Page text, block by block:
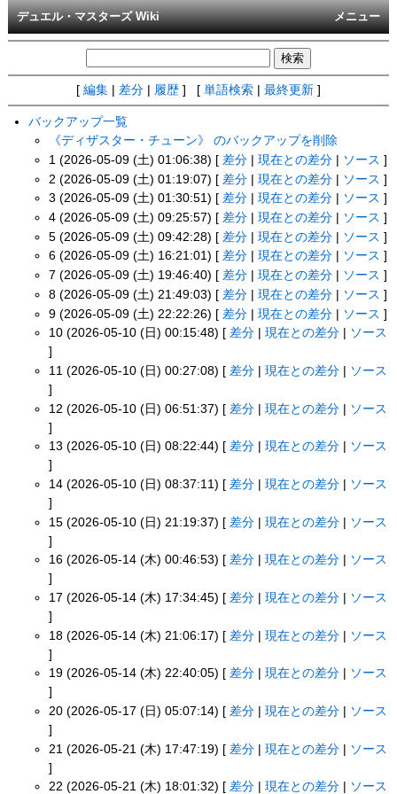
メニュー
デュエル・マスターズ Wiki
[ 編集 差分 履歴 ] [ 単語検索 最終更新 ]
バックアップ一覧
《ディザスター・チューン》 のバックアップを削除
1 (2026-05-09 (土) 01:06:38) [ 差分 |現在との差分 ソース ]
2 (2026-05-09 (土) 01:19:07) [ 差分 |現在との差分 ソース ]
3 (2026-05-09 (土) 01:30:51) [ 差分 |現在との差分 ソース ]
4 (2026-05-09 (土) 09:25:57) [ 差分 |現在との差分 ソース ]
5 (2026-05-09 (土) 09:42:28) [ 差分 |現在との差分 ソース ]
6 (2026-05-09 (土) 16:21:01) [ 差分 |現在との差分 ソース ]
7 (2026-05-09 (土) 19:46:40) [ 差分 |現在との差分 ソース ]
8 (2026-05-09 (土) 21:49:03) [ 差分 |現在との差分 ソース ]
9 (2026-05-09 (土) 22:22:26) [ 差分 |現在との差分 | ソース ]
10 (2026-05-10 (日) 00:15:48) [ 差分 |現在との差分
ソース
]
11 (2026-05-10 (日) 00:27:08) [ 差分 |現在との差分
ソース
]
12 (2026-05-10 (日) 06:51:37) [ 差分 |現在との差分 | ソース
]
13 (2026-05-10 (日) 08:22:44) [ 差分 |現在との差分
ソース
]
14 (2026-05-10 (日) 08:37:11) [ 差分 |現在との差分
ソース
]
15 (2026-05-10 (日) 21:19:37) [ 差分 |現在との差分 | ソース
]
16 (2026-05-14 (木) 00:46:53) [ 差分 |現在との差分
ソース
]
17 (2026-05-14 (木) 17:34:45) [ 差分 |現在との差分
ソース
]
18 (2026-05-14 (木) 21:06:17) [ 差分 |現在との差分 | ソース
]
19 (2026-05-14 (木) 22:40:05) [ 差分 |現在との差分
ソース
]
20 (2026-05-17 (日) 05:07:14) [ 差分 |現在との差分
ソース
]
21 (2026-05-21 (木) 17:47:19) [ 差分 |現在との差分 | ソース
]
22 (2026-05-21 (木) 18:01:32) [ 差分 |現在との差分 ソース